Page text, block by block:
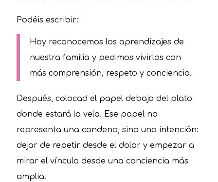
Podéis escribir:
Hoy reconocemos los aprendizajes de
nuestra familia y pedimos vivirlos con
más comprensión, respeto y conciencia.
Después, colocad el papel debajo del plato
donde estará la vela. Ese papel no
representa una condena, sino una intención:
dejar de repetir desde el dolor y empezar a
mirar el vínculo desde una conciencia más
amplia.